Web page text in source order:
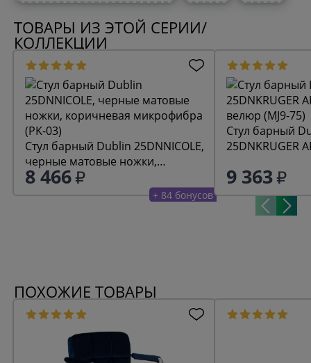
ТОВАРЫ ИЗ ЭТОЙ СЕРИИ/
КОЛЛЕКЦИИ
Стул барный Dublin 25DNNICOLE,
черные матовые ножки,
коричневая микрофибра (PK-03)
8 466
+ 84 бонусов
Стул барный
25DNKRUGER
9 363
ПОХОЖИЕ ТОВАРЫ